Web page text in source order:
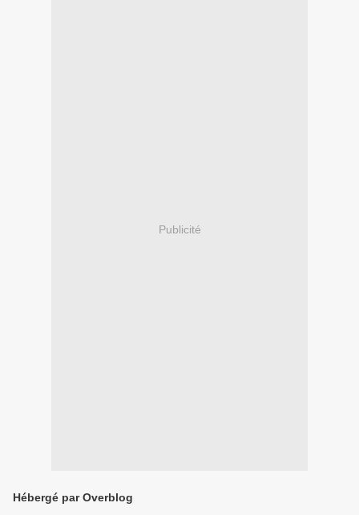
Publicité
Hébergé par Overblog